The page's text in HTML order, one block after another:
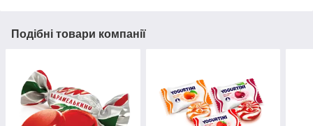
Подібні товари компанії